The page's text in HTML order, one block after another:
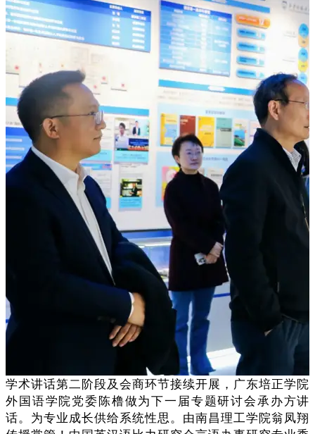
学术讲话第二阶段及会商环节接续开展，广东培正学院
外国语学院党委陈橹做为下一届专题研讨会承办方讲
话。为专业成长供给系统性思。由南昌理工学院翁凤翔